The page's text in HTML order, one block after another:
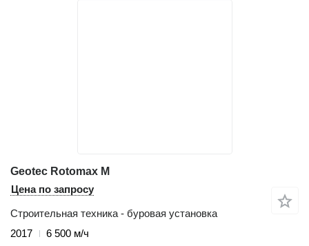
Geotec Rotomax M
Цена по запросу
Строительная техника - буровая установка
2017
6 500 м/ч